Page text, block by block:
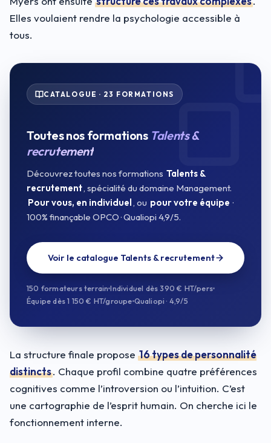
Elles voulaient rendre la psychologie accessible à
tous.
CATALOGUE · 23 FORMATIONS
Toutes nos formations Talents &
recrutement
Découvrez toutes nos formations Talents &
recrutement, spécialité du domaine Management.
Pour vous, en individuel , ou pour votre équipe ·
100% finançable OPCO · Qualiopi 4,9/5.
Voir le catalogue Talents & recrutement
150 formateurs terrainIndividuel dès 390 € HT/pers
Équipe dès 1 150 € HT/groupe Qualiopi · 4,9/5
La structure finale propose 16 types de personnalité
distincts. Chaque profil combine quatre préférences
cognitives comme l’introversion ou l’intuition. C’est
une cartographie de l’esprit humain. On cherche ici le
fonctionnement interne.